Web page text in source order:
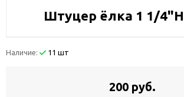
Штуцер ёлка 1 1/
Наличие: 11 шт
200 руб.